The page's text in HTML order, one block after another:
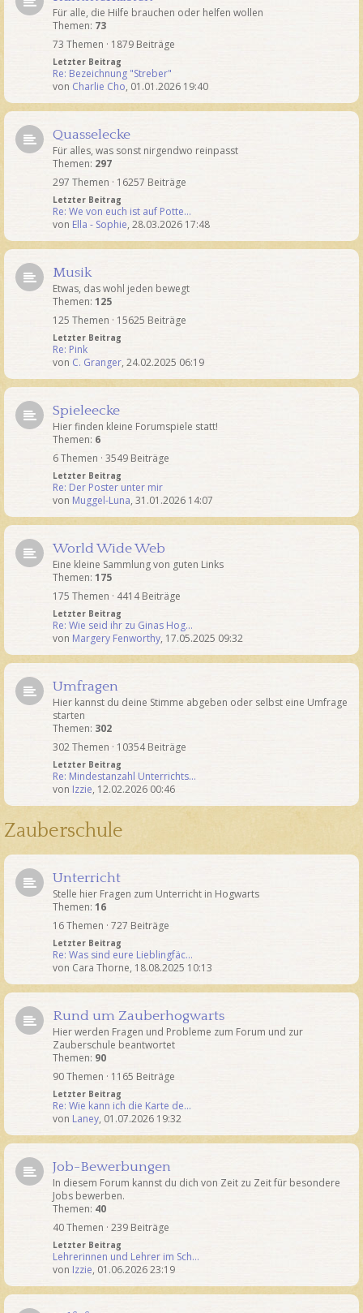
Für alle, die Hilfe brauchen oder helfen wollen
Themen: 73
73 Themen · 1879 Beiträge
Letzter Beitrag
Re: Bezeichnung "Streber"
von Charlie Cho, 01.01.2026 19:40
Quasselecke
Für alles, was sonst nirgendwo reinpasst
Themen: 297
297 Themen · 16257 Beiträge
Letzter Beitrag
Re: We von euch ist auf Potte…
von Ella - Sophie, 28.03.2026 17:48
Musik
Etwas, das wohl jeden bewegt
Themen: 125
125 Themen · 15625 Beiträge
Letzter Beitrag
Re: Pink
von C. Granger, 24.02.2025 06:19
Spieleecke
Hier finden kleine Forumspiele statt!
Themen: 6
6 Themen · 3549 Beiträge
Letzter Beitrag
Re: Der Poster unter mir
von Muggel-Luna, 31.01.2026 14:07
World Wide Web
Eine kleine Sammlung von guten Links
Themen: 175
175 Themen · 4414 Beiträge
Letzter Beitrag
Re: Wie seid ihr zu Ginas Hog…
von Margery Fenworthy, 17.05.2025 09:32
Umfragen
Hier kannst du deine Stimme abgeben oder selbst eine Umfrage
starten
Themen: 302
302 Themen · 10354 Beiträge
Letzter Beitrag
Re: Mindestanzahl Unterrichts…
von Izzie, 12.02.2026 00:46
Zauberschule
Unterricht
Stelle hier Fragen zum Unterricht in Hogwarts
Themen: 16
16 Themen · 727 Beiträge
Letzter Beitrag
Re: Was sind eure Lieblingfäc…
von Cara Thorne, 18.08.2025 10:13
Rund um Zauberhogwarts
Hier werden Fragen und Probleme zum Forum und zur
Zauberschule beantwortet
Themen: 90
90 Themen · 1165 Beiträge
Letzter Beitrag
Re: Wie kann ich die Karte de…
von Laney, 01.07.2026 19:32
Job-Bewerbungen
In diesem Forum kannst du dich von Zeit zu Zeit für besondere
Jobs bewerben.
Themen: 40
40 Themen · 239 Beiträge
Letzter Beitrag
Lehrerinnen und Lehrer im Sch…
von Izzie, 01.06.2026 23:19